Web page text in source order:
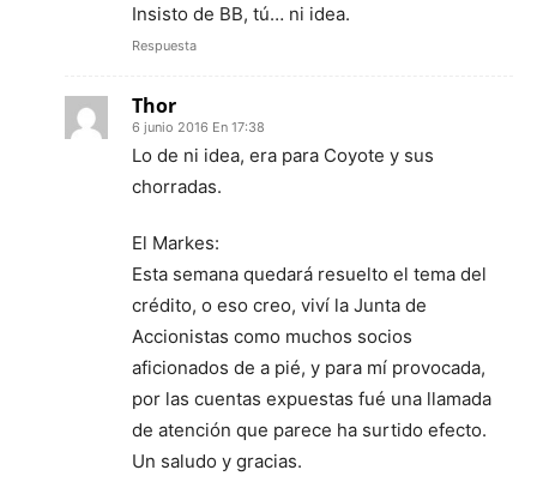
Insisto de BB, tú… ni idea.
Respuesta
Thor
6 junio 2016 En 17:38
Lo de ni idea, era para Coyote y sus
chorradas.
El Markes:
Esta semana quedará resuelto el tema del
crédito, o eso creo, viví la Junta de
Accionistas como muchos socios
aficionados de a pié, y para mí provocada,
por las cuentas expuestas fué una llamada
de atención que parece ha surtido efecto.
Un saludo y gracias.